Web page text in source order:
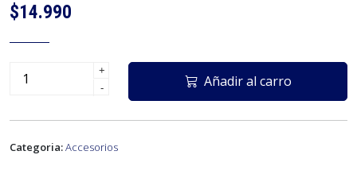
$14.990
+
-
Añadir al carro
Categoria:Accesorios